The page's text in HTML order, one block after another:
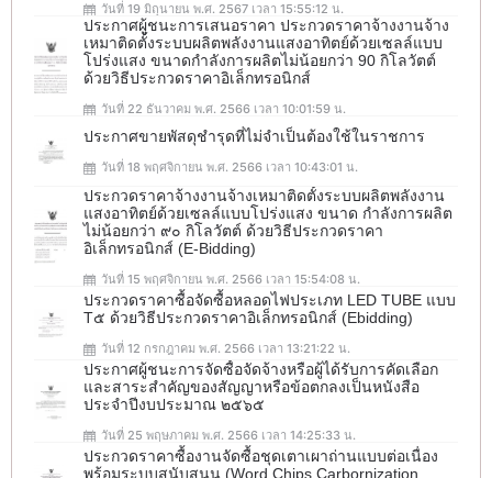
วันที่ 19 มิถุนายน พ.ศ. 2567 เวลา 15:55:12 น.
ประกาศผู้ชนะการเสนอราคา ประกวดราคาจ้างงานจ้าง
เหมาติดตั้งระบบผลิตพลังงานแสงอาทิตย์ด้วยเซลล์แบบ
โปร่งแสง ขนาดกำลังการผลิตไม่น้อยกว่า 90 กิโลวัตต์
ด้วยวิธีประกวดราคาอิเล็กทรอนิกส์
วันที่ 22 ธันวาคม พ.ศ. 2566 เวลา 10:01:59 น.
ประกาศขายพัสดุชำรุดที่ไม่จำเป็นต้องใช้ในราชการ
วันที่ 18 พฤศจิกายน พ.ศ. 2566 เวลา 10:43:01 น.
ประกวดราคาจ้างงานจ้างเหมาติดตั้งระบบผลิตพลังงาน
แสงอาทิตย์ด้วยเซลล์แบบโปร่งแสง ขนาด กำลังการผลิต
ไม่น้อยกว่า ๙๐ กิโลวัตต์ ด้วยวิธีประกวดราคา
อิเล็กทรอนิกส์ (e-Bidding)
วันที่ 15 พฤศจิกายน พ.ศ. 2566 เวลา 15:54:08 น.
ประกวดราคาซื้อจัดซื้อหลอดไฟประเภท LED TUBE แบบ
T๕ ด้วยวิธีประกวดราคาอิเล็กทรอนิกส์ (ebidding)
วันที่ 12 กรกฎาคม พ.ศ. 2566 เวลา 13:21:22 น.
ประกาศผู้ชนะการจัดซื้อจัดจ้างหรือผู้ได้รับการคัดเลือก
และสาระสำคัญของสัญญาหรือข้อตกลงเป็นหนังสือ
ประจำปีงบประมาณ ๒๕๖๕
วันที่ 25 พฤษภาคม พ.ศ. 2566 เวลา 14:25:33 น.
ประกวดราคาซื้องานจัดซื้อชุดเตาเผาถ่านแบบต่อเนื่อง
พร้อมระบบสนับสนุน (Word Chips Carbornization